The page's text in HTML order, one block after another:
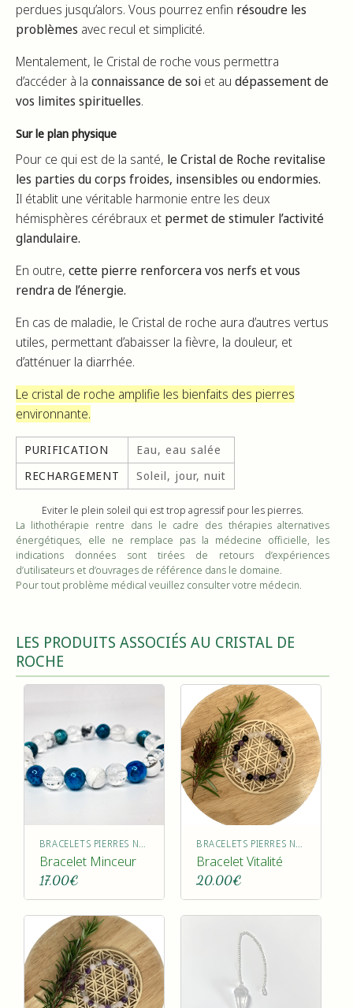
perdues jusqu’alors. Vous pourrez enfin résoudre les
problèmes avec recul et simplicité.
Mentalement, le Cristal de roche vous permettra
d’accéder à la connaissance de soiet au dépassement de
vos limites spirituelles.
Sur le plan physique
Pour ce qui est de la santé, le Cristal de Roche revitalise
les parties du corps froides, insensibles ou endormies.
Il établit une véritable harmonie entre les deux
hémisphères cérébraux et permet de stimuler l’activité
glandulaire.
En outre, cette pierre renforcera vos nerfs et vous
rendra de l’énergie.
En cas de maladie, le Cristal de roche aura d’autres vertus
utiles, permettant d’abaisser la fièvre, la douleur, et
d’atténuer la diarrhée.
Le cristal de roche amplifie les bienfaits des pierres
environnante.
PURIFICATION
Eau, eau salée
RECHARGEMENT
Soleil, jour, nuit
Eviter le plein soleil qui est trop agressif pour les pierres.
La lithothérapie rentre dans le cadre des thérapies alternatives
énergétiques, elle ne remplace pas la médecine officielle, les
indications données sont tirées de retours d’expériences
d’utilisateurs et d’ouvrages de référence dans le domaine.
Pour tout problème médical veuillez consulter votre médecin.
LES PRODUITS ASSOCIÉS AU CRISTAL DE
ROCHE
BRACELETS PIERRES NATURELLES
Bracelet Minceur
17,00€
BRACELETS PIERRES NATURELLES
Bracelet Vitalité
20,00€